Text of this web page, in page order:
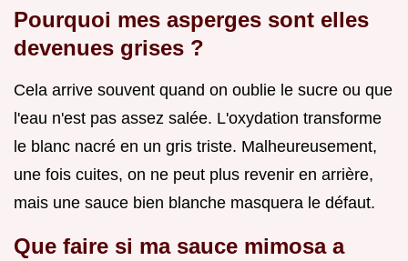
Pourquoi mes asperges sont elles
devenues grises ?
Cela arrive souvent quand on oublie le sucre ou que
l'eau n'est pas assez salée. L'oxydation transforme
le blanc nacré en un gris triste. Malheureusement,
une fois cuites, on ne peut plus revenir en arrière,
mais une sauce bien blanche masquera le défaut.
Que faire si ma sauce mimosa a